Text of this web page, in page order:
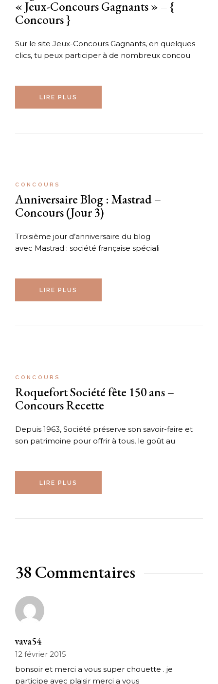
« Jeux-Concours Gagnants » – {
Concours }
Sur le site Jeux-Concours Gagnants, en quelques
clics, tu peux participer à de nombreux concou
LIRE PLUS
CONCOURS
Anniversaire Blog : Mastrad –
Concours (Jour 3)
Troisième jour d’anniversaire du blog
avec Mastrad : société française spéciali
LIRE PLUS
CONCOURS
Roquefort Société fête 150 ans –
Concours Recette
Depuis 1963, Société préserve son savoir-faire et
son patrimoine pour offrir à tous, le goût au
LIRE PLUS
38 Commentaires
vava54
12 février 2015
bonsoir et merci a vous super chouette . je
participe avec plaisir merci a vous